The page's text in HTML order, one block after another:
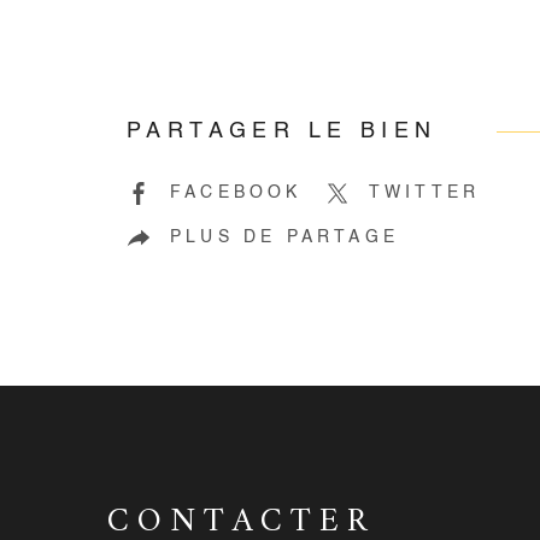
PARTAGER LE BIEN
FACEBOOK TWITTER
PLUS DE PARTAGE
CONTACTER